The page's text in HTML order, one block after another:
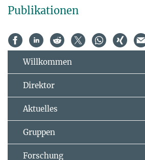
Publikationen
Willkommen
Direktor
Aktuelles
Gruppen
Forschung